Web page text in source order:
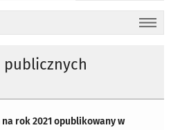
publicznych
rok 2021 opublikowany w